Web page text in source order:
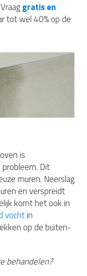
gratis en
tot wel 40% op de
is
Dit
muren. Neerslag
en verspreidt
komt het ook in
vochtin
op de buiten-
behandelen?